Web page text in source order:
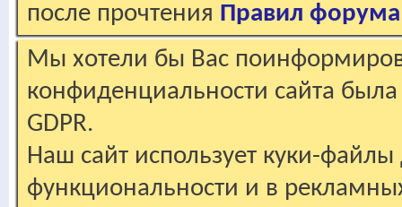
после прочтения Правил форума
Мы хотели бы Вас
конфиденциальности сайта
GDPR.
Наш сайт использует куки-файлы
функциональности и в